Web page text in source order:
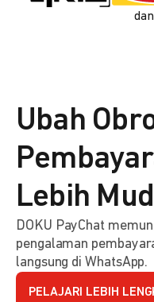
Ubah
Lebih
DOKU PayChat
pengalaman
langsung di WhatsApp.
PELAJARI LEBIH